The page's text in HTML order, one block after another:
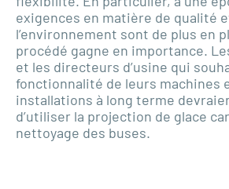
exigences en matière de qualité
l’environnement sont de plus en
procédé gagne en importance.
et les directeurs d’usine qui
fonctionnalité de leurs machines
installations à long terme
d’utiliser la projection de glace
nettoyage des buses.